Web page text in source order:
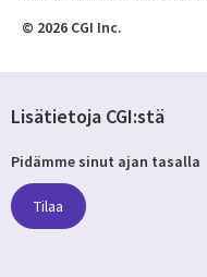
© 2026 CGI Inc.
Lisätietoja CGI:stä
Pidämme sinut ajan tasalla
Tilaa